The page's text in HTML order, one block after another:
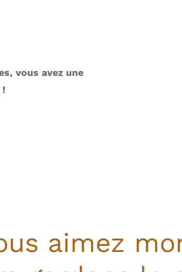
vous avez une
aimez